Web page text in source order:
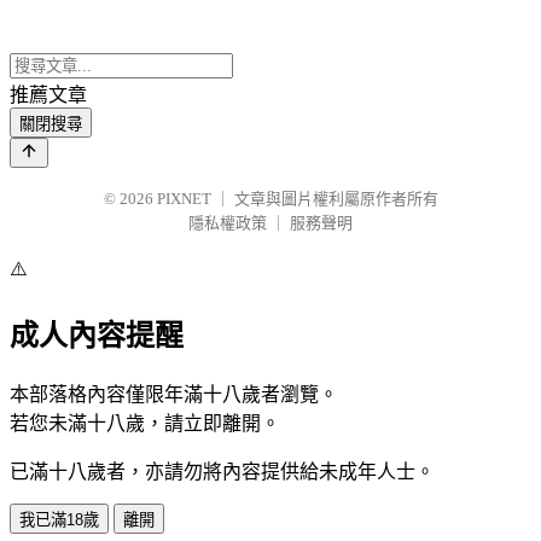
推薦文章
關閉搜尋
© 2026 PIXNET
文章與圖片權利屬原作者所有
隱私權政策
服務聲明
⚠️
成人內容提醒
本部落格內容僅限年滿十八歲者瀏覽。
若您未滿十八歲，請立即離開。
已滿十八歲者，亦請勿將內容提供給未成年人士。
我已滿18歲 離開